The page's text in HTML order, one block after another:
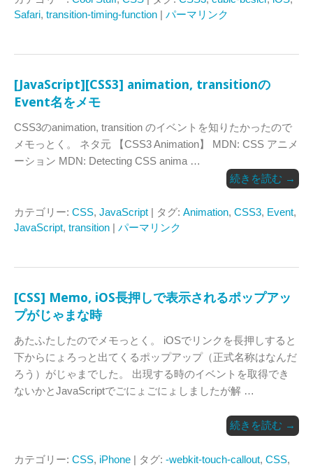
Safari, transition-timing-function | パーマリンク
[JavaScript][CSS3] animation, transitionの
Event名をメモ
CSS3のanimation, transition のイベントを知りたかったので
メモっとく。 ネタ元 【CSS3 Animation】 MDN: CSS アニメ
ーション MDN: Detecting CSS anima …
続きを読む →
カテゴリー: CSS, JavaScript | タグ: Animation, CSS3, Event,
JavaScript, transition | パーマリンク
[CSS] Memo, iOS長押しで表示されるポップアッ
プがじゃまな時
あたふたしたのでメモっとく。 iOSでリンクを長押しすると
下からにょろっと出てくるポップアップ（正式名称はなんだ
ろう）がじゃまでした。 出現する時のイベントを取得でき
ないかとJavaScriptでごにょごにょしましたが解 …
続きを読む →
カテゴリー: CSS, iPhone | タグ: -webkit-touch-callout, CSS,